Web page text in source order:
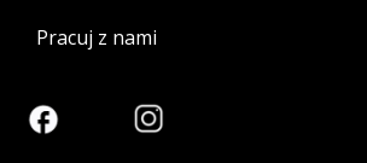
Pracuj z nami